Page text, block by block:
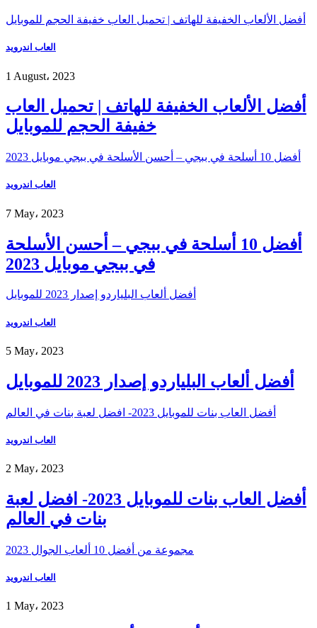
أفضل الألعاب الخفيفة للهاتف | تحميل العاب خفيفة الحجم للموبايل
العاب اندرويد
1 August، 2023
أفضل الألعاب الخفيفة للهاتف | تحميل العاب
خفيفة الحجم للموبايل
أفضل 10 أسلحة في ببجي – أحسن الأسلحة في ببجي موبايل 2023
العاب اندرويد
7 May، 2023
أفضل 10 أسلحة في ببجي – أحسن الأسلحة
في ببجي موبايل 2023
أفضل ألعاب البلياردو إصدار 2023 للموبايل
العاب اندرويد
5 May، 2023
أفضل ألعاب البلياردو إصدار 2023 للموبايل
أفضل العاب بنات للموبايل 2023- افضل لعبة بنات في العالم
العاب اندرويد
2 May، 2023
أفضل العاب بنات للموبايل 2023- افضل لعبة
بنات في العالم
مجموعة من أفضل 10 ألعاب الجوال 2023
العاب اندرويد
1 May، 2023